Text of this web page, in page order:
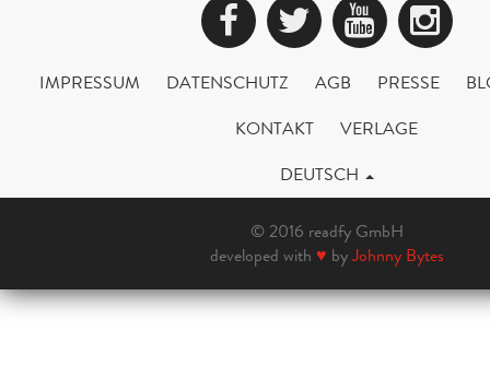
Facebook
Twitter
IMPRESSUM DATENSCHUTZ AGB PRESSE
KONTAKT
VERLAGE
DEUTSCH
© 2016 readfy GmbH
developed with ♥ byJohnny Bytes